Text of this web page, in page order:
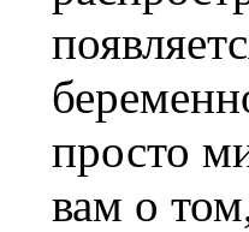
просто
вам о